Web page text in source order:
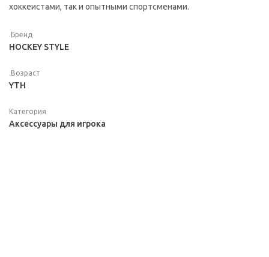
хоккеистами, так и опытными спортсменами.
.Бренд
HOCKEY STYLE
.Возраст
YTH
Категория
Аксессуары для игрока